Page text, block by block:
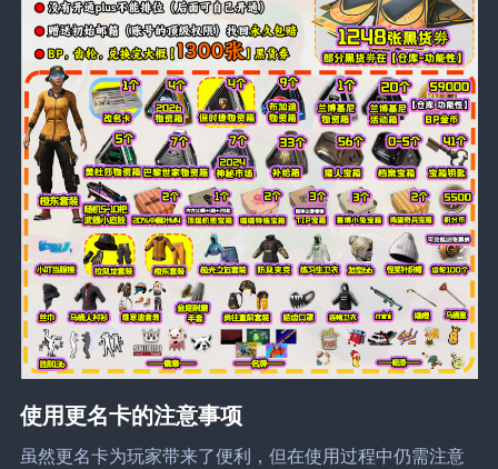
使用更名卡的注意事项
虽然更名卡为玩家带来了便利，但在使用过程中仍需注意